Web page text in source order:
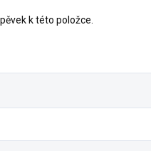
k této položce.